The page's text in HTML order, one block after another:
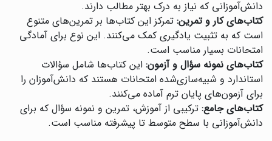
دانش‌آموزانی که نیاز به درک بهتر مطالب دارند.
کتاب‌های کار و تمرین: تمرکز این کتاب‌ها بر تمرین‌های متنوع
است که به تثبیت یادگیری کمک می‌کنند. این نوع برای آمادگی
امتحانات بسیار مناسب است.
کتاب‌های نمونه سؤال و آزمون: این کتاب‌ها شامل سؤالات
استاندارد و شبیه‌سازی‌شده امتحانات هستند که دانش‌آموزان را
برای آزمون‌های پایان ترم آماده می‌کنند.
کتاب‌های جامع: ترکیبی از آموزش، تمرین و نمونه سؤال که برای
دانش‌آموزانی با سطح متوسط تا پیشرفته مناسب است.